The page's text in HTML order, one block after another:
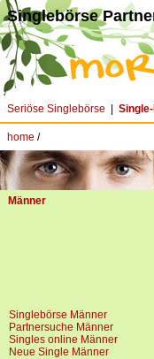
Singlebörse
Seriöse Singlebörse
home /
Männer
Singlebörse Männer
Partnersuche Männer
Singles online Männer
Neue Single Männer